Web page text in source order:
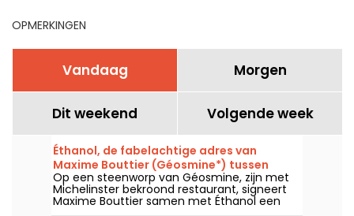
OPMERKINGEN
Vandaag Morgen
Dit weekend Volgende week
Éthanol, de fabelachtige adres van
Maxime Bouttier (Géosmine*) tussen
wijnbar en auteurentafel
Op een steenworp van Géosmine, zijn met
Michelinster bekroond restaurant, signeert
Maxime Bouttier samen met Éthanol een
wat informelere eetplek, ontworpen rond